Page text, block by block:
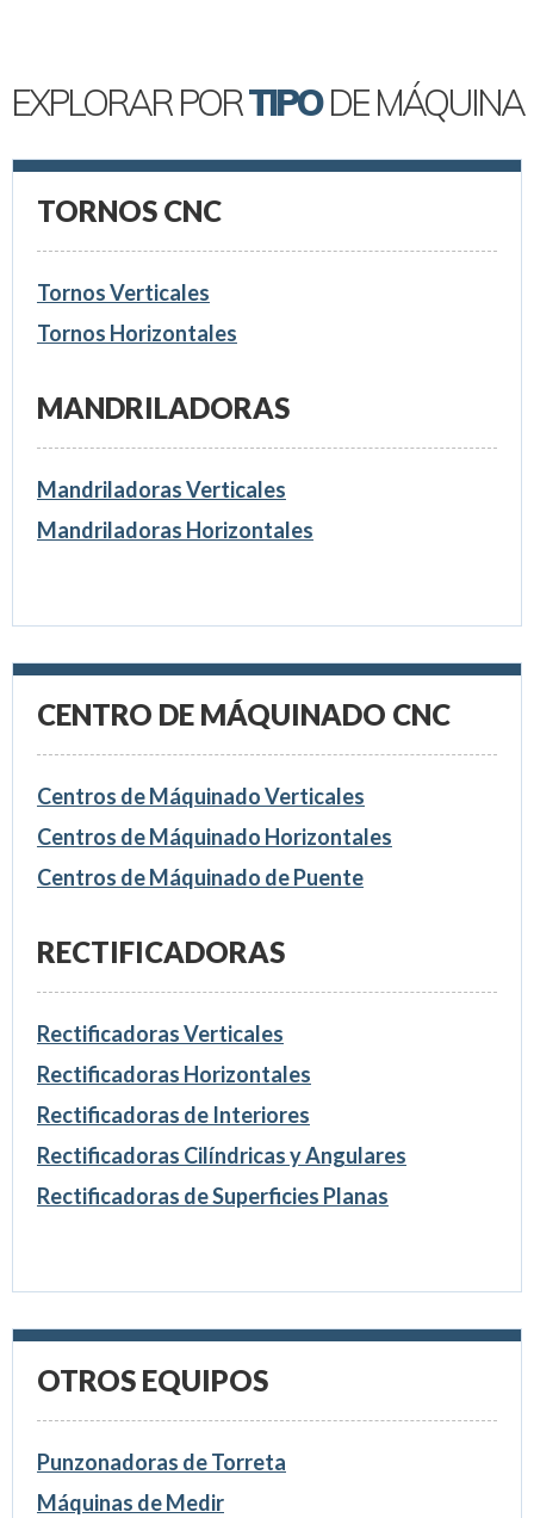
EXPLORAR PORTIPODE MÁQUINA
TORNOS CNC
Tornos Verticales
Tornos Horizontales
MANDRILADORAS
Mandriladoras Verticales
Mandriladoras Horizontales
CENTRO DE MÁQUINADO CNC
Centros de Máquinado Verticales
Centros de Máquinado Horizontales
Centros de Máquinado de Puente
RECTIFICADORAS
Rectificadoras Verticales
Rectificadoras Horizontales
Rectificadoras de Interiores
Rectificadoras Cilíndricas y Angulares
Rectificadoras de Superficies Planas
OTROS EQUIPOS
Punzonadoras de Torreta
Máquinas de Medir